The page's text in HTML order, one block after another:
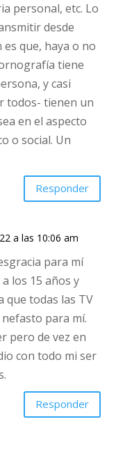
de muchas
determinar el
la
Lo que
desde
es que, haya o
pornografía
la persona, y
ya sea en
Responder
a las 10:06 am
para mí
los 15 años y
todas las
ver pero de vez